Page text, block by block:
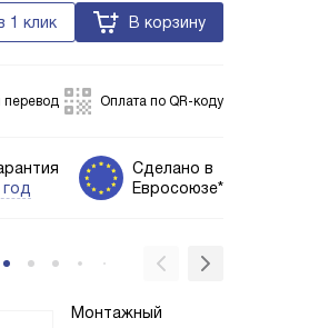
1 клик В корзину
перевод Оплата по QR-коду
год
Сделано в
Евросоюзе*
Монтажный